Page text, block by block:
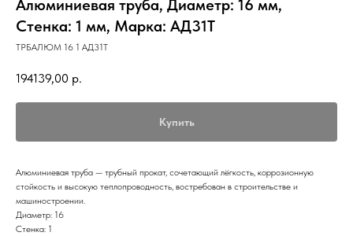
Алюминиевая труба, Диаметр: 16 мм,
Стенка: 1 мм, Марка: АД31Т
ТРБАЛЮМ 16 1 АД31Т
194139,00 р.
Купить
Алюминиевая труба — трубный прокат, сочетающий лёгкость, коррозионную
стойкость и высокую теплопроводность, востребован в строительстве и
машиностроении.
Диаметр: 16
Стенка: 1